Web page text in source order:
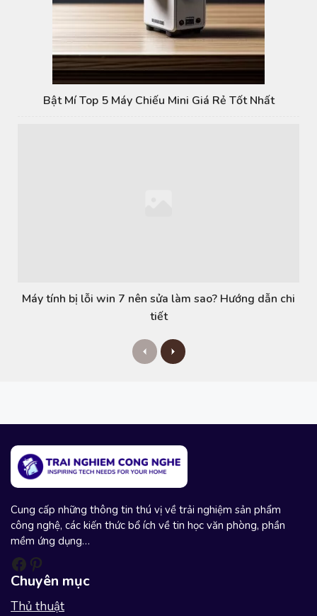
Bật Mí Top 5 Máy Chiếu Mini Giá Rẻ Tốt Nhất
Máy tính bị lỗi win 7 nên sửa làm sao? Hướng dẫn chi
tiết
P
r
u
N
e
Cung cấp những thông tin thú vị về trải nghiệm sản phẩm
công nghệ, các kiến thức bổ ích về tin học văn phòng, phần
mềm ứng dụng…
Facebook
Pinterest
Chuyên mục
Thủ thuật